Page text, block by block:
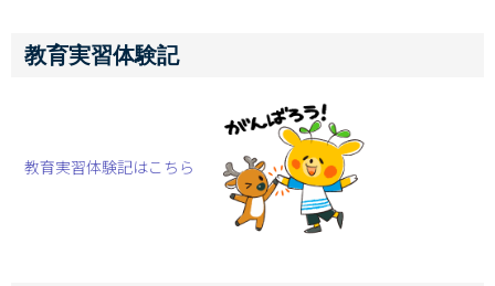
教育実習体験記
教育実習体験記はこちら